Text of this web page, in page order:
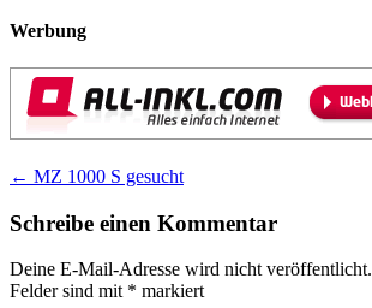
Werbung
Post
navigation
← MZ 1000 S gesucht
Schreibe einen Kommentar
Deine E-Mail-Adresse wird nicht veröffentlicht.
Felder sind mit * markiert